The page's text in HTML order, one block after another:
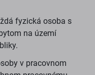
fyzická osoba s
na území
v pracovnom